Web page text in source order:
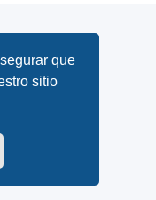
que
sitio